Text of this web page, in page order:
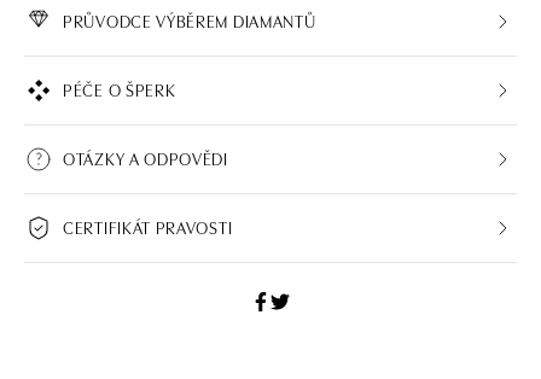
PRŮVODCE VÝBĚREM DIAMANTŮ
PÉČE O ŠPERK
OTÁZKY A ODPOVĚDI
CERTIFIKÁT PRAVOSTI